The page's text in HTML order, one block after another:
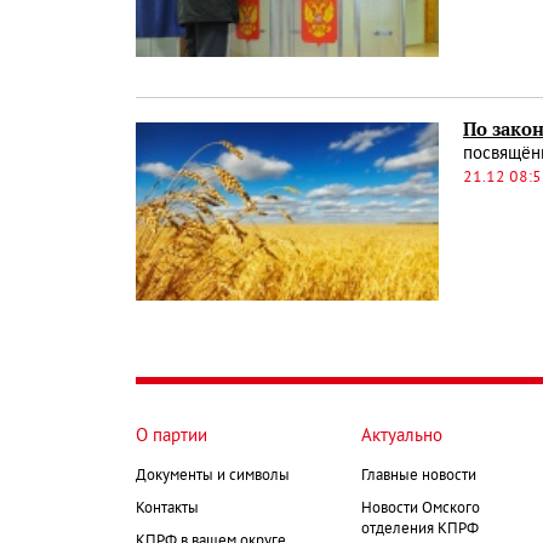
По
21.12
О партии
Документы и символы
Контакты
Актуально
Главные новости
Новости Омского
отделения КПРФ